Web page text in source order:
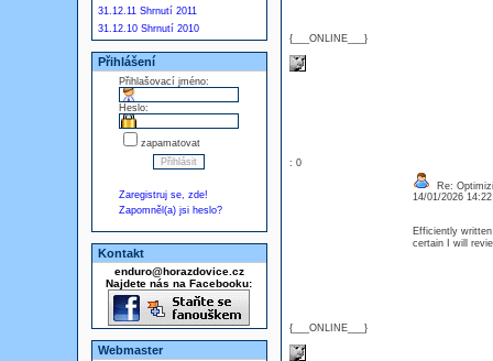
31.12.11 Shrnutí 2011
31.12.10 Shrnutí 2010
Přihlášení
Přihlašovací jméno:
Heslo:
zapamatovat
Zaregistruj se, zde!
Zapomněl(a) jsi heslo?
Kontakt
enduro@horazdovice.cz
Najdete nás na Facebooku:
Webmaster
{___ONLINE___}
: 0
{___ONLINE___}
Re:
14/01/2026
Efficiently
certain I will